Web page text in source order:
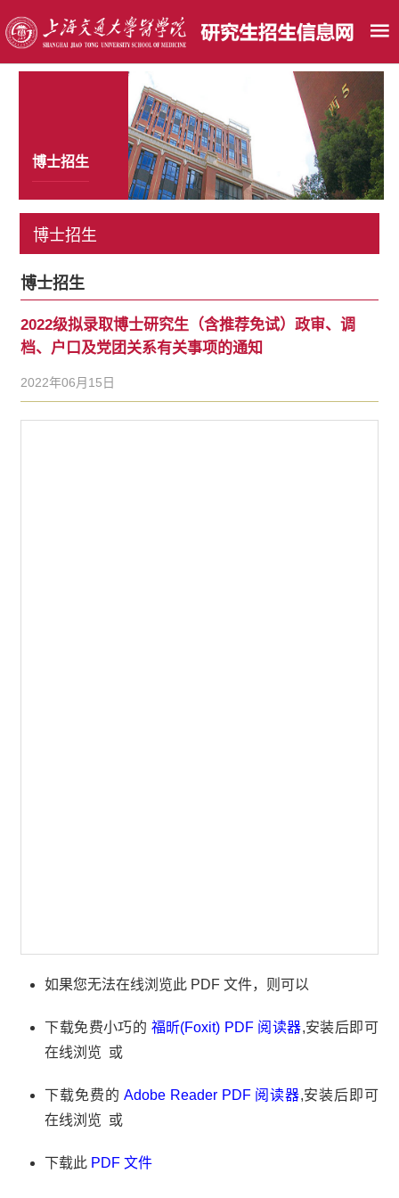
博士招生
博士招生
博士招生
2022级拟录取博士研究生（含推荐免试）政审、调
档、户口及党团关系有关事项的通知
2022年06月15日
如果您无法在线浏览此 PDF 文件，则可以
下载免费小巧的 福昕(Foxit) PDF 阅读器,安装后即可
在线浏览 或
下载免费的Adobe Reader PDF 阅读器,安装后即可
在线浏览 或
下载此 PDF 文件